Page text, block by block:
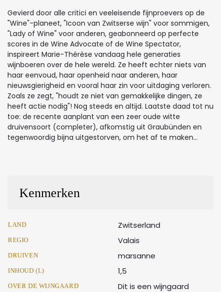
Gevierd door alle critici en veeleisende fijnproevers op de
"Wine"-planeet, "Icoon van Zwitserse wijn" voor sommigen,
"Lady of Wine" voor anderen, geabonneerd op perfecte
scores in de Wine Advocate of de Wine Spectator,
inspireert Marie-Thérèse vandaag hele generaties
wijnboeren over de hele wereld. Ze heeft echter niets van
haar eenvoud, haar openheid naar anderen, haar
nieuwsgierigheid en vooral haar zin voor uitdaging verloren.
Zoals ze zegt, "houdt ze niet van gemakkelijke dingen, ze
heeft actie nodig"! Nog steeds en altijd. Laatste daad tot nu
toe: de recente aanplant van een zeer oude witte
druivensoort (completer), afkomstig uit Graubünden en
tegenwoordig bijna uitgestorven, om het af te maken...
Kenmerken
LAND Zwitserland
REGIO Valais
DRUIVEN marsanne
INHOUD (L) 1,5
OVER DE WIJNGAARD
Dit is een wijngaard